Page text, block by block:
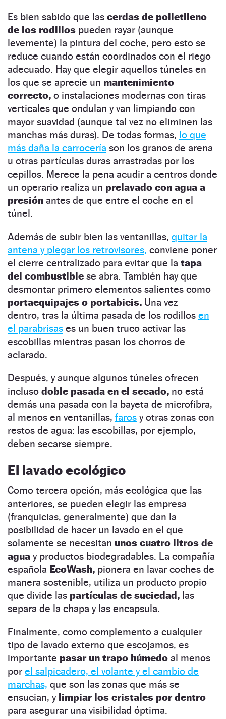
Es bien sabido que las cerdas de polietileno
de los rodillos pueden rayar (aunque
levemente) la pintura del coche, pero esto se
reduce cuando están coordinados con el riego
adecuado. Hay que elegir aquellos túneles en
los que se aprecie un mantenimiento
correcto, o instalaciones modernas con tiras
verticales que ondulan y van limpiando con
mayor suavidad (aunque tal vez no eliminen las
manchas más duras). De todas formas, lo que
más daña la carrocería son los granos de arena
u otras partículas duras arrastradas por los
cepillos. Merece la pena acudir a centros donde
un operario realiza un prelavado con agua a
presión antes de que entre el coche en el
túnel.
Además de subir bien las ventanillas, quitar la
antena y plegar los retrovisores, conviene poner
el cierre centralizado para evitar que la tapa
del combustible se abra. También hay que
desmontar primero elementos salientes como
portaequipajes o portabicis. Una vez
dentro, tras la última pasada de los rodillos en
el parabrisas es un buen truco activar las
escobillas mientras pasan los chorros de
aclarado.
Después, y aunque algunos túneles ofrecen
incluso doble pasada en el secado, no está
demás una pasada con la bayeta de microfibra,
al menos en ventanillas, faros y otras zonas con
restos de agua: las escobillas, por ejemplo,
deben secarse siempre.
El lavado ecológico
Como tercera opción, más ecológica que las
anteriores, se pueden elegir las empresa
(franquicias, generalmente) que dan la
posibilidad de hacer un lavado en el que
solamente se necesitan unos cuatro litros de
agua y productos biodegradables. La compañía
española EcoWash, pionera en lavar coches de
manera sostenible, utiliza un producto propio
que divide las partículas de suciedad, las
separa de la chapa y las encapsula.
Finalmente, como complemento a cualquier
tipo de lavado externo que escojamos, es
importante pasar un trapo húmedo al menos
por el salpicadero, el volante y el cambio de
marchas, que son las zonas que más se
ensucian, y limpiar los cristales por dentro
para asegurar una visibilidad óptima.